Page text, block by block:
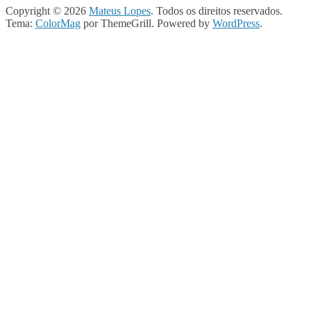
Copyright © 2026 Mateus Lopes. Todos os direitos reservados.
Tema: ColorMag por ThemeGrill. Powered by WordPress.